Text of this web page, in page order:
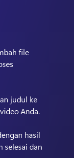
file
judul ke
Anda.
hasil
selesai dan